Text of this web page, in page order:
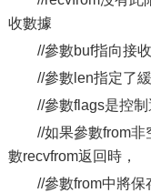
收數據
//參數buf指向接
//參數len指定了
//參數flags是控
//如果參數from
數recvfrom返回時，
//參數from中將保